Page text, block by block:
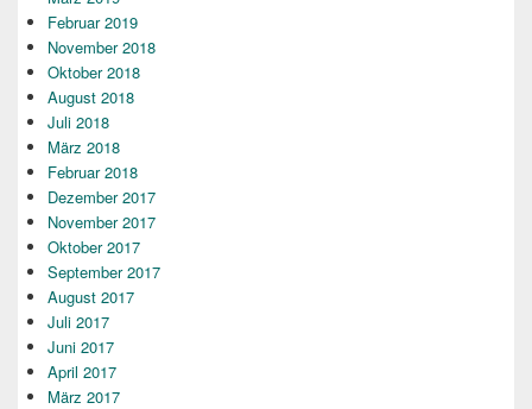
Februar 2019
November 2018
Oktober 2018
August 2018
Juli 2018
März 2018
Februar 2018
Dezember 2017
November 2017
Oktober 2017
September 2017
August 2017
Juli 2017
Juni 2017
April 2017
März 2017